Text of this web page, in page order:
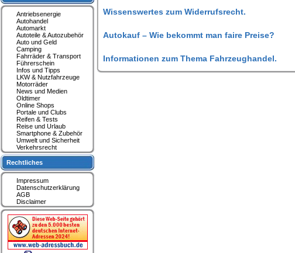
Wissenswertes zum Widerrufsrecht.
Autokauf – Wie bekommt man faire Preise?
Informationen zum Thema Fahrzeughandel.
Antriebsenergie
Autohandel
Automarkt
Autoteile & Autozubehör
Auto und Geld
Camping
Fahrräder & Transport
Führerschein
Infos und Tipps
LKW & Nutzfahrzeuge
Motorräder
News und Medien
Oldtimer
Online Shops
Portale und Clubs
Reifen & Tests
Reise und Urlaub
Smartphone & Zubehör
Umwelt und Sicherheit
Verkehrsrecht
Rechtliches
Impressum
Datenschutzerklärung
AGB
Disclaimer